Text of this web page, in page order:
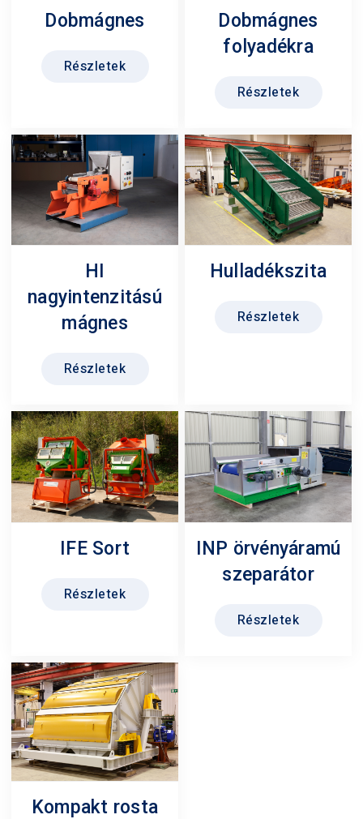
Dobmágnes
Részletek
Dobmágnes
folyadékra
Részletek
HI
nagyintenzitású
mágnes
Részletek
Hulladékszita
Részletek
IFE Sort
Részletek
INP örvényáramú
szeparátor
Részletek
Kompakt rosta